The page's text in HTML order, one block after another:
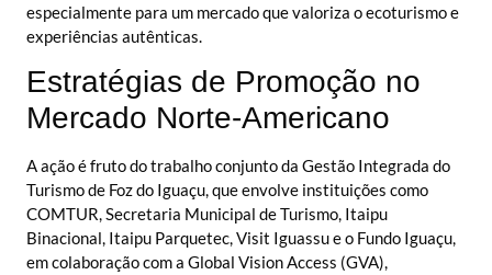
especialmente para um mercado que valoriza o ecoturismo e
experiências autênticas.
Estratégias de Promoção no
Mercado Norte-Americano
A ação é fruto do trabalho conjunto da Gestão Integrada do
Turismo de Foz do Iguaçu, que envolve instituições como
COMTUR, Secretaria Municipal de Turismo, Itaipu
Binacional, Itaipu Parquetec, Visit Iguassu e o Fundo Iguaçu,
em colaboração com a Global Vision Access (GVA),